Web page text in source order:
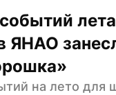
ЯНАО
на лето для